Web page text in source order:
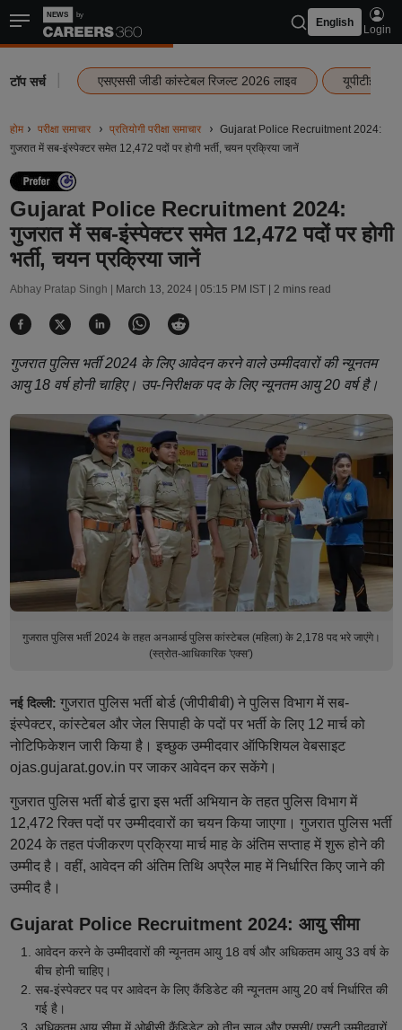
English
Login
टॉप सर्च एसएससी जीडी कांस्टेबल रिजल्ट 2026 लाइव यूपीटीईटी
होम परीक्षा समाचार प्रतियोगी परीक्षा समाचार
Gujarat Police Recruitment 2024:
गुजरात में सब-इंस्पेक्टर समेत 12,472 पदों पर होगी भर्ती, चयन प्रक्रिया जानें
Gujarat Police Recruitment 2024:
गुजरात में सब-इंस्पेक्टर समेत 12,472 पदों पर होगी
भर्ती, चयन प्रक्रिया जानें
Abhay Pratap Singh | March 13, 2024 | 05:15 PM IST| 2 mins read
गुजरात पुलिस भर्ती 2024 के लिए आवेदन करने वाले उम्मीदवारों की न्यूनतम
आयु 18 वर्ष होनी चाहिए। उप-निरीक्षक पद के लिए न्यूनतम आयु 20 वर्ष है।
गुजरात पुलिस भर्ती 2024 के तहत अनआर्म्ड पुलिस कांस्टेबल (महिला) के 2,178 पद भरे जाएंगे।
(स्त्रोत-आधिकारिक 'एक्स')
नई दिल्ली: गुजरात पुलिस भर्ती बोर्ड (जीपीबीबी) ने पुलिस विभाग में सब-
इंस्पेक्टर, कांस्टेबल और जेल सिपाही के पदों पर भर्ती के लिए 12 मार्च को
नोटिफिकेशन जारी किया है। इच्छुक उम्मीदवार ऑफिशियल वेबसाइट
ojas.gujarat.gov.in पर जाकर आवेदन कर सकेंगे।
गुजरात पुलिस भर्ती बोर्ड द्वारा इस भर्ती अभियान के तहत पुलिस विभाग में
12,472 रिक्त पदों पर उम्मीदवारों का चयन किया जाएगा। गुजरात पुलिस भर्ती
2024 के तहत पंजीकरण प्रक्रिया मार्च माह के अंतिम सप्ताह में शुरू होने की
उम्मीद है। वहीं, आवेदन की अंतिम तिथि अप्रैल माह में निर्धारित किए जाने की
उम्मीद है।
Gujarat Police Recruitment 2024: आयु सीमा
आवेदन करने के उम्मीदवारों की न्यूनतम आयु 18 वर्ष और अधिकतम आयु 33 वर्ष के
बीच होनी चाहिए।
सब-इंस्पेक्टर पद पर आवेदन के लिए कैंडिडेट की न्यूनतम आयु 20 वर्ष निर्धारित की
गई है।